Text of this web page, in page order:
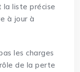
la liste précise
à jour à
les charges
de la perte